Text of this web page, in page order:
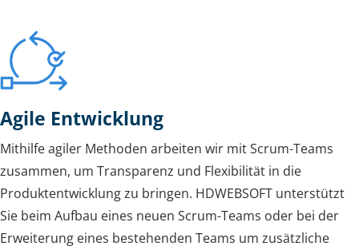
Agile Entwicklung
Mithilfe agiler Methoden arbeiten wir mit Scrum-Teams
zusammen, um Transparenz und Flexibilität in die
Produktentwicklung zu bringen. HDWEBSOFT unterstützt
Sie beim Aufbau eines neuen Scrum-Teams oder bei der
Erweiterung eines bestehenden Teams um zusätzliche